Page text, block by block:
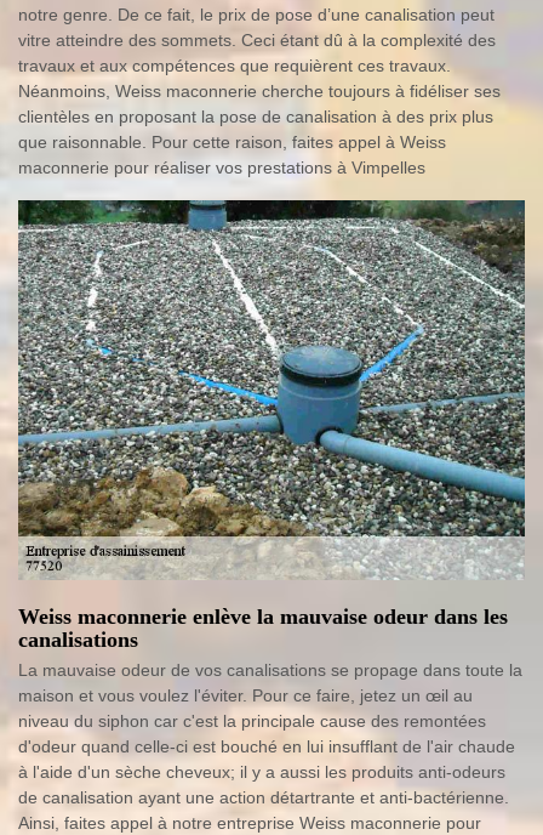
notre genre. De ce fait, le prix de pose d’une canalisation peut
vitre atteindre des sommets. Ceci étant dû à la complexité des
travaux et aux compétences que requièrent ces travaux.
Néanmoins, Weiss maconnerie cherche toujours à fidéliser ses
clientèles en proposant la pose de canalisation à des prix plus
que raisonnable. Pour cette raison, faites appel à Weiss
maconnerie pour réaliser vos prestations à Vimpelles
Weiss maconnerie enlève la mauvaise odeur dans les
canalisations
La mauvaise odeur de vos canalisations se propage dans toute la
maison et vous voulez l'éviter. Pour ce faire, jetez un œil au
niveau du siphon car c'est la principale cause des remontées
d'odeur quand celle-ci est bouché en lui insufflant de l'air chaude
à l'aide d'un sèche cheveux; il y a aussi les produits anti-odeurs
de canalisation ayant une action détartrante et anti-bactérienne.
Ainsi, faites appel à notre entreprise Weiss maconnerie pour